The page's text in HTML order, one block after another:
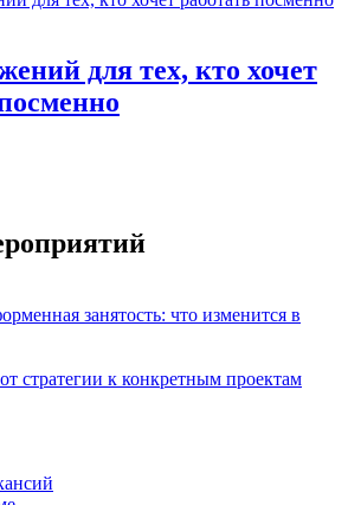
для тех, кто хочет
занятость: что изменится в
стратегии к конкретным проектам